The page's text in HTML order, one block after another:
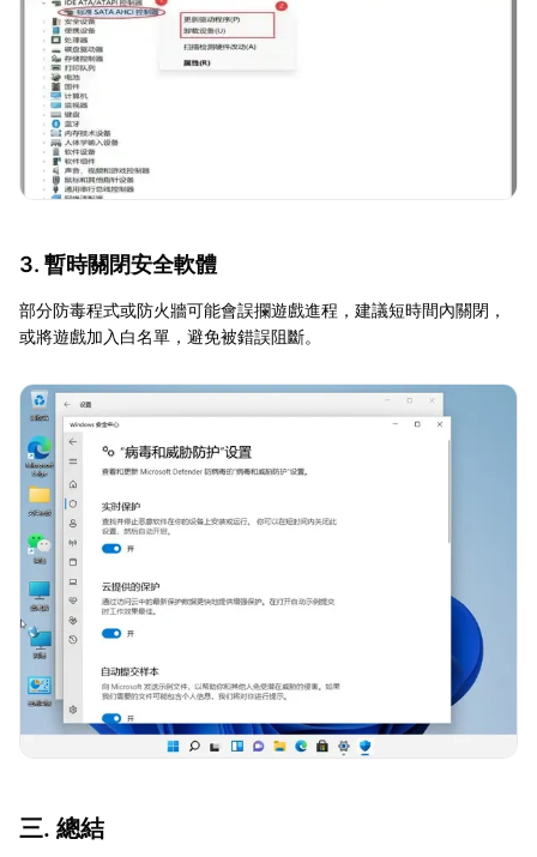
3. 暫時關閉安全軟體
部分防毒程式或防火牆可能會誤攔遊戲進程，建議短時間內關閉，
或將遊戲加入白名單，避免被錯誤阻斷。
三. 總結